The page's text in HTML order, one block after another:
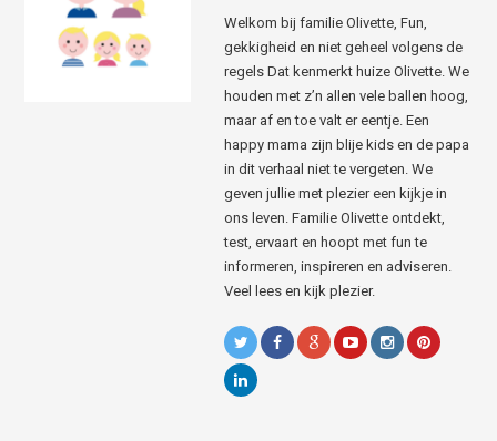
Welkom bij familie Olivette, Fun,
gekkigheid en niet geheel volgens de
regels Dat kenmerkt huize Olivette. We
houden met z’n allen vele ballen hoog,
maar af en toe valt er eentje. Een
happy mama zijn blije kids en de papa
in dit verhaal niet te vergeten. We
geven jullie met plezier een kijkje in
ons leven. Familie Olivette ontdekt,
test, ervaart en hoopt met fun te
informeren, inspireren en adviseren.
Veel lees en kijk plezier.